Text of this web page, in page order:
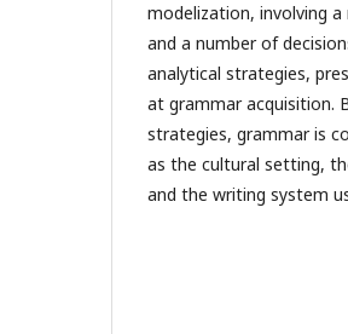
modelization, involving
and a number of
analytical strategies,
at grammar acquisition.
strategies, grammar is
as the cultural setting,
and the writing system